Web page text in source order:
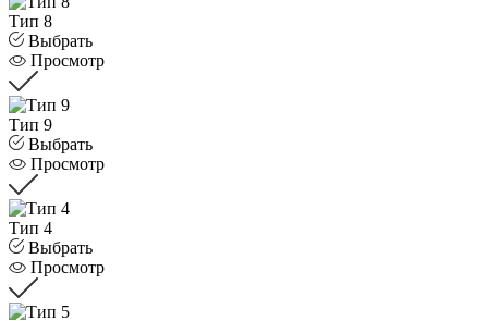
Тип 8
Выбрать
Просмотр
Тип 9
Выбрать
Просмотр
Тип 4
Выбрать
Просмотр